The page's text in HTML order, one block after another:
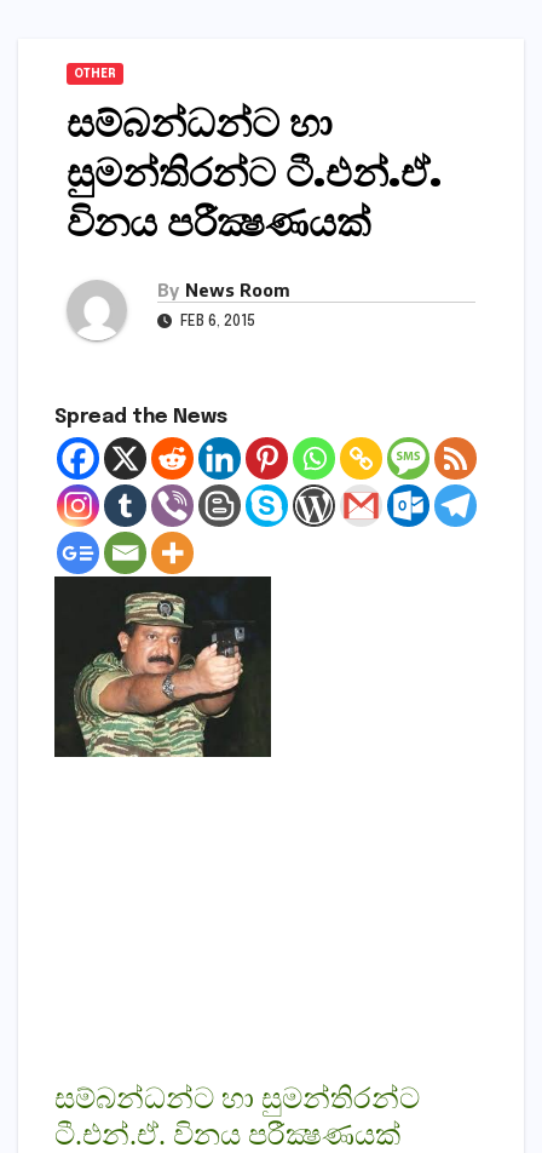
OTHER
සම්බන්ධන්ට හා
සුමන්තිරන්ට ටී.එන්.ඒ.
විනය පරීක්‍ෂණයක්‌
By News Room
FEB 6, 2015
Spread the News
සම්බන්ධන්ට හා සුමන්තිරන්ට
ටී.එන්.ඒ. විනය පරීක්‍ෂණයක්‌